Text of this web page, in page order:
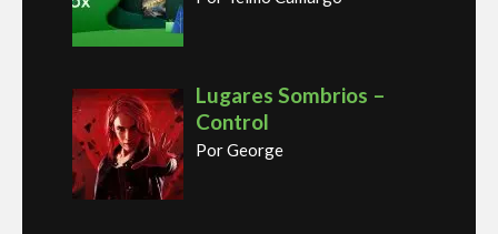
Lugares Sombrios –
Control
Por George